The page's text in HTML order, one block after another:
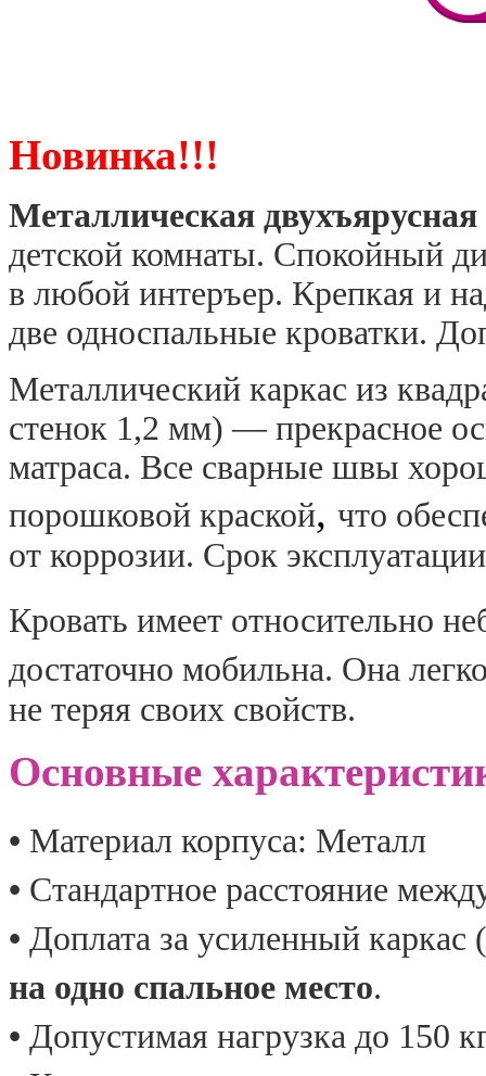
Новинка!!!
Металлическая
детской комнаты. Спокойный
в любой интеръер. Крепкая и
две односпальные кроватки.
Металлический каркас из
стенок 1,2 мм) — прекрасное
матраса. Все сварные швы
порошковой краской, что
от коррозии. Срок
Кровать имеет относительно
достаточно мобильна. Она
не теряя своих свойств.
Основные
• Материал корпуса: Металл
• Стандартное расстояние
• Доплата за усиленный каркас (
на одно спальное место.
• Допустимая нагрузка до 150